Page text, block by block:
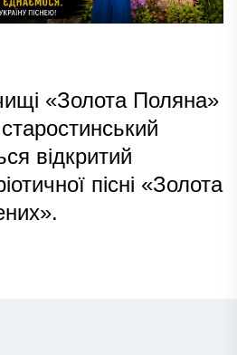
«Золота Поляна»
відкритий
пісні «Золота